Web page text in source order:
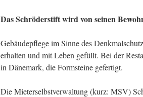
Das Schröderstift wird von seinen
Gebäudepflege im Sinne des
erhalten und mit Leben gefüllt. Bei der
in Dänemark, die Formsteine gefertigt.
Die Mieterselbstverwaltung (kurz: MSV)